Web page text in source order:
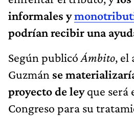
informales y
podrían recibir una
Según publicó Ámbito, el
Guzmán se
proyecto de leyque será
Congreso para su